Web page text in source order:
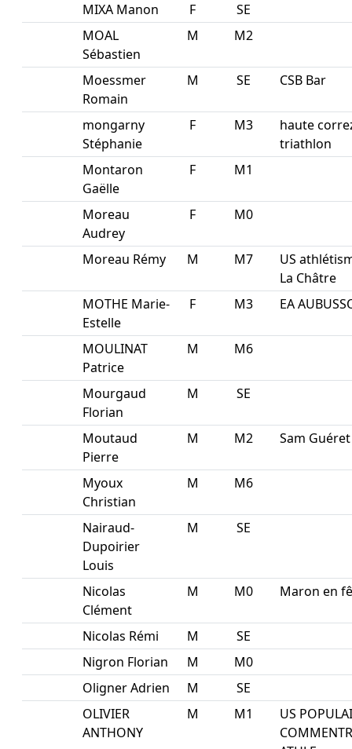
MIXA Manon F
SE
MOAL
Sébastien
M M2
Moessmer
Romain
M SE CSB Bar
mongarny
Stéphanie
F M3
haute
triathlon
Montaron
Gaëlle
F M1
Moreau
Audrey
F M0
Moreau Rémy M M7
US
La Châtre
MOTHE Marie-
Estelle
F M3 EA
MOULINAT
Patrice
M M6
Mourgaud
Florian
M SE
Moutaud
Pierre
M M2 Sam Guéret
Myoux
Christian
M M6
Nairaud-
Dupoirier
Louis
M SE
Nicolas
Clément
M M0 Maron en
Nicolas Rémi M
SE
Nigron Florian
M
M0
Oligner Adrien
M
SE
OLIVIER
ANTHONY
M M1
US